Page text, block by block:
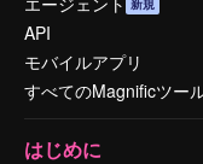
API
モバイルアプリ
すべてのMagnificツー
はじめに